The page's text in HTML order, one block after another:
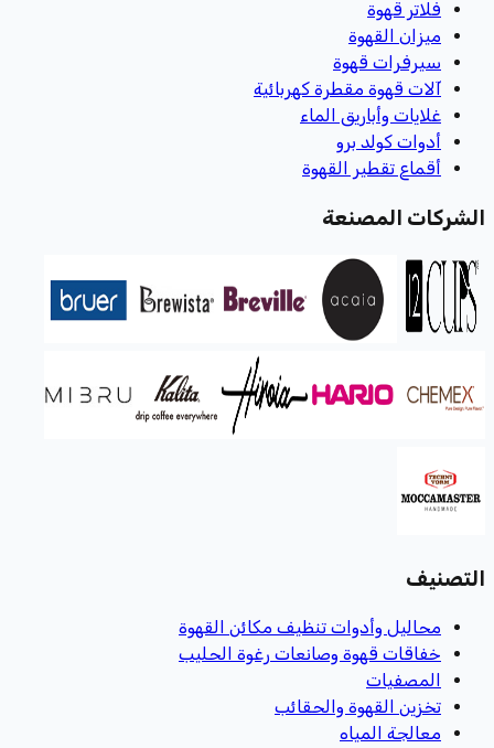
فلاتر قهوة
ميزان القهوة
سيرفرات قهوة
آلات قهوة مقطرة كهربائية
غلايات وأباريق الماء
أدوات كولد برو
أقماع تقطير القهوة
الشركات المصنعة
التصنيف
محاليل وأدوات تنظيف مكائن القهوة
خفاقات قهوة وصانعات رغوة الحليب
المصفيات
تخزين القهوة والحقائب
معالجة المياه